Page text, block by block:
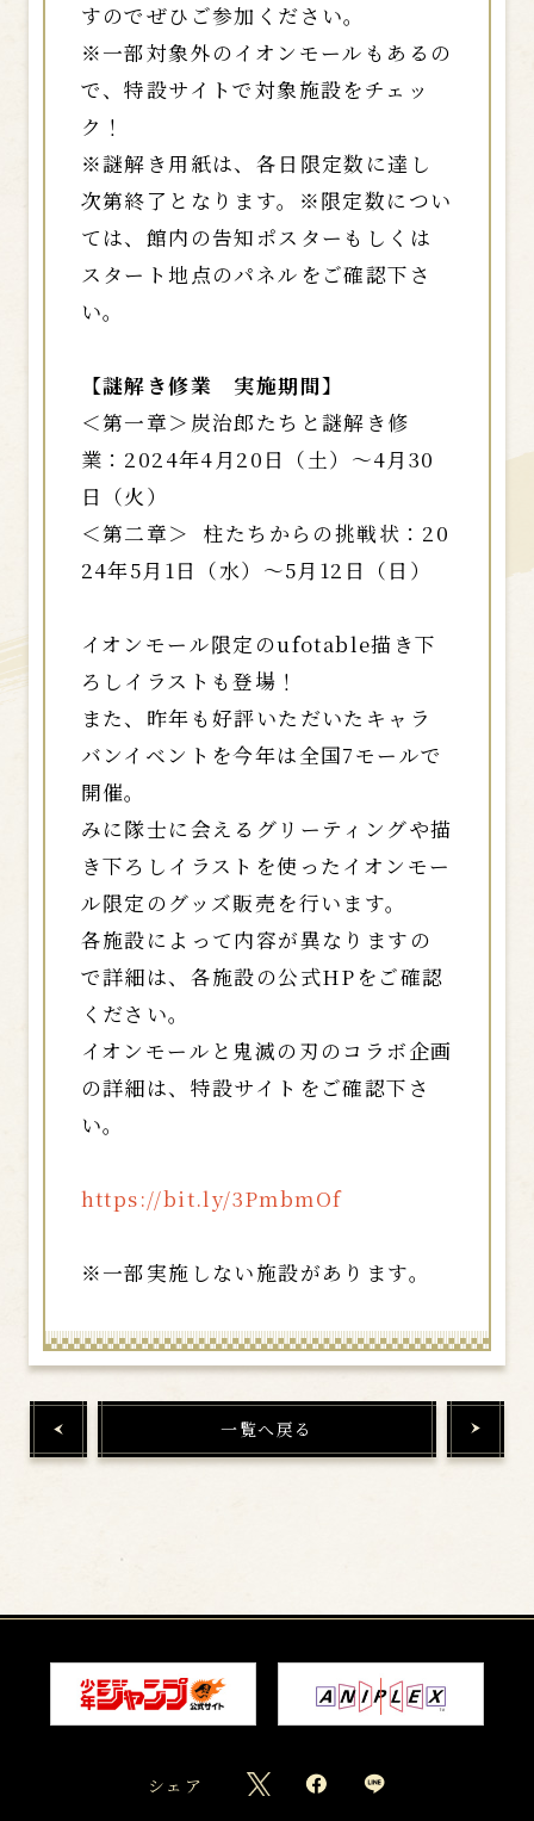
すのでぜひご参加ください。
※一部対象外のイオンモールもあるの
で、特設サイトで対象施設をチェッ
ク！
※謎解き用紙は、各日限定数に達し
次第終了となります。※限定数につい
ては、館内の告知ポスターもしくは
スタート地点のパネルをご確認下さ
い。
【謎解き修業 実施期間】
＜第一章＞炭治郎たちと謎解き修
業：2024年4月20日（土）～4月30
日（火）
＜第二章＞ 柱たちからの挑戦状：20
24年5月1日（水）～5月12日（日）
イオンモール限定のufotable描き下
ろしイラストも登場！
また、昨年も好評いただいたキャラ
バンイベントを今年は全国7モールで
開催。
みに隊士に会えるグリーティングや描
き下ろしイラストを使ったイオンモー
ル限定のグッズ販売を行います。
各施設によって内容が異なりますの
で詳細は、各施設の公式HPをご確認
ください。
イオンモールと鬼滅の刃のコラボ企画
の詳細は、特設サイトをご確認下さ
い。
https://bit.ly/3PmbmOf
※一部実施しない施設があります。
一覧へ戻る
シェア